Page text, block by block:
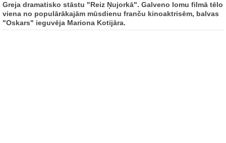
Greja dramatisko stāstu "Reiz Ņujorkā". Galveno lomu filmā tēlo
viena no populārākajām mūsdienu franču kinoaktrisēm, balvas
"Oskars" ieguvēja Mariona Kotijāra.